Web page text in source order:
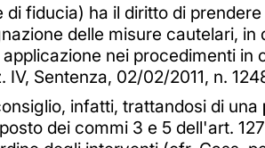
fiducia) ha il diritto di
delle misure cautelari,
nei procedimenti in
Sentenza, 02/02/2011, n.
infatti, trattandosi di una
dei commi 3 e 5 dell'art.